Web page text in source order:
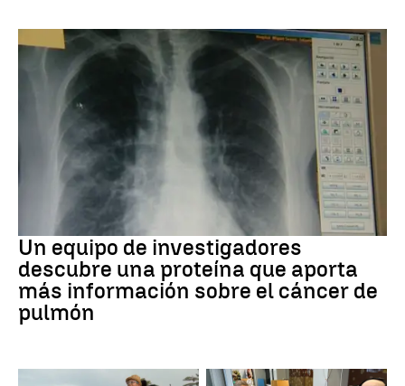
Cáncer de pulmón
Un equipo de investigadores
descubre una proteína que aporta
más información sobre el cáncer de
pulmón